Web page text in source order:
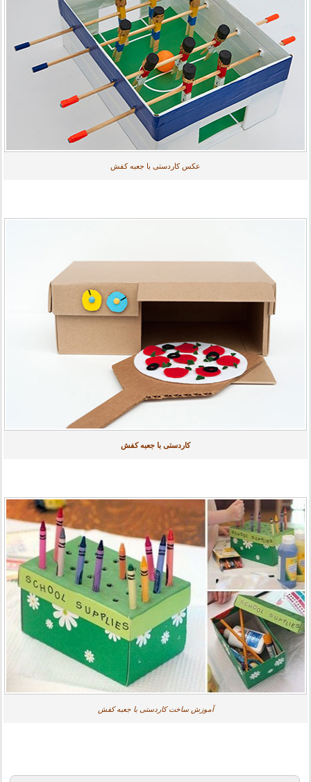
عکس کاردستی با جعبه کفش
کاردستی با جعبه کفش
آموزش ساخت کاردستی با جعبه کفش